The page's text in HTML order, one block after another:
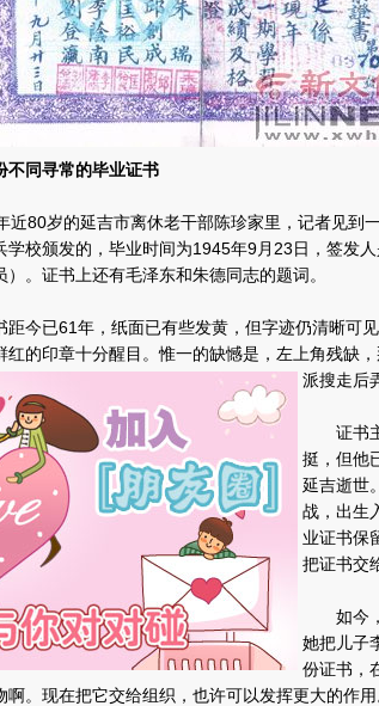
不同寻常的毕业证书
80岁的延吉市离休老干部陈珍家里，记者见到
学校颁发的，毕业时间为1945年9月23日，签发
。证书上还有毛泽东和朱德同志的题词。
已61年，纸面已有些发黄，但字迹仍清晰可见
红的印章十分醒目。惟一的缺憾是，左上角残缺，
派搜走后
证书主
挺，但他
延吉逝世
战，出生
业证书保
把证书交
如今，
她把儿子
份证书，
啊。现在把它交给组织，也许可以发挥更大的作